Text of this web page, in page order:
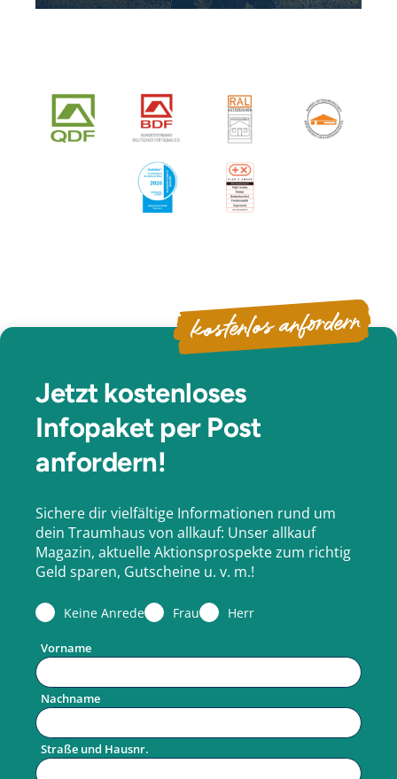
Jetzt kostenloses
Infopaket per Post
anfordern!
kostenlos anfordern
Sichere dir vielfältige Informationen rund um
dein Traumhaus von allkauf: Unser allkauf
Magazin, aktuelle Aktionsprospekte zum richtig
Geld sparen, Gutscheine u. v. m.!
Keine Anrede Frau Herr
Vorname
Nachname
Straße und Hausnr.